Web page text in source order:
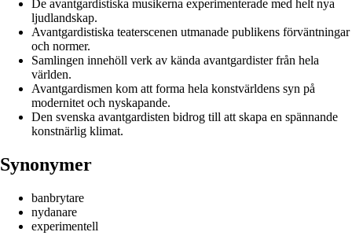
De avantgardistiska musikerna experimenterade med helt nya
ljudlandskap.
Avantgardistiska teaterscenen utmanade publikens förväntningar
och normer.
Samlingen innehöll verk av kända avantgardister från hela
världen.
Avantgardismen kom att forma hela konstvärldens syn på
modernitet och nyskapande.
Den svenska avantgardisten bidrog till att skapa en spännande
konstnärlig klimat.
Synonymer
banbrytare
nydanare
experimentell